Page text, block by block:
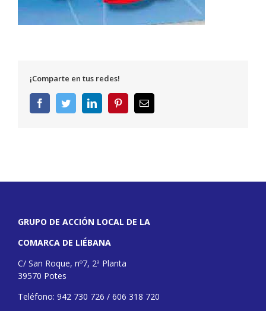
¡Comparte en tus redes!
FacebookTwitterLinkedInPinterestCorreo
electrónico
GRUPO DE ACCIÓN LOCAL DE LA
COMARCA DE LIÉBANA
C/ San Roque, nº7, 2ª Planta
39570 Potes
Teléfono: 942 730 726 / 606 318 720